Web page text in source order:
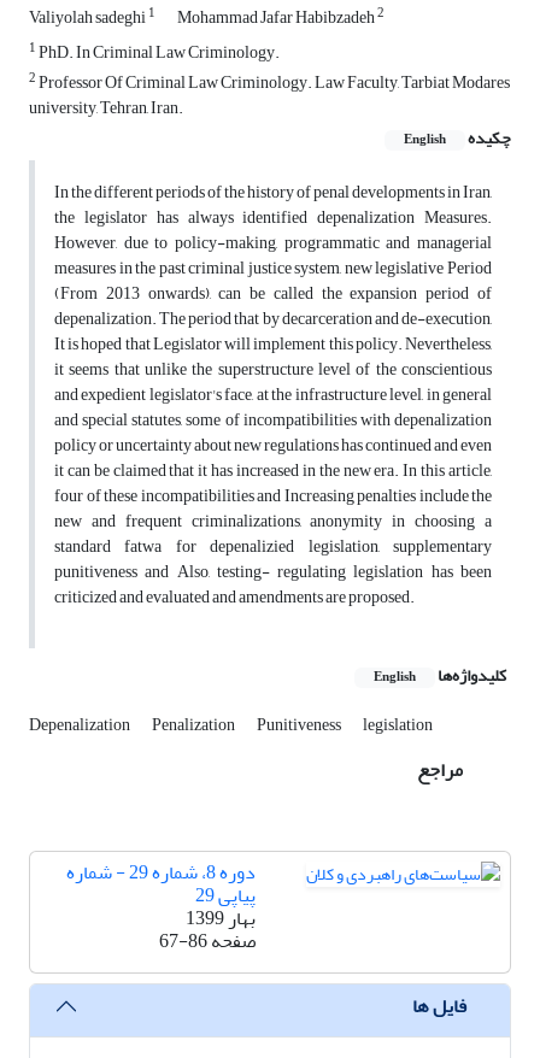
Valiyolah sadeghi1 Mohammad Jafar Habibzadeh2
1PhD. In Criminal Law Criminology.
2Professor Of Criminal Law Criminology. Law Faculty, Tarbiat Modares
university, Tehran, Iran.
چکیده
English
In the different periods of the history of penal developments in Iran,
the legislator has always identified depenalization Measures.
However, due to policy-making, programmatic and managerial
measures in the past criminal justice system, new legislative Period
(From 2013 onwards), can be called the expansion period of
depenalization. The period that by decarceration and de-execution,
It is hoped that Legislator will implement this policy. Nevertheless,
it seems that unlike the superstructure level of the conscientious
and expedient legislator's face, at the infrastructure level, in general
and special statutes, some of incompatibilities with depenalization
policy or uncertainty about new regulations has continued and even
it can be claimed that it has increased in the new era. In this article,
four of these incompatibilities and Increasing penalties include the
new and frequent criminalizations, anonymity in choosing a
standard fatwa for depenalizied legislation, supplementary
punitiveness and Also, testing- regulating legislation has been
criticized and evaluated and amendments are proposed.
کلیدواژه‌ها English
Depenalization Penalization Punitiveness legislation
مراجع
دوره 8، شماره 29 - شماره
پیاپی 29
بهار 1399
صفحه67-86
فایل ها